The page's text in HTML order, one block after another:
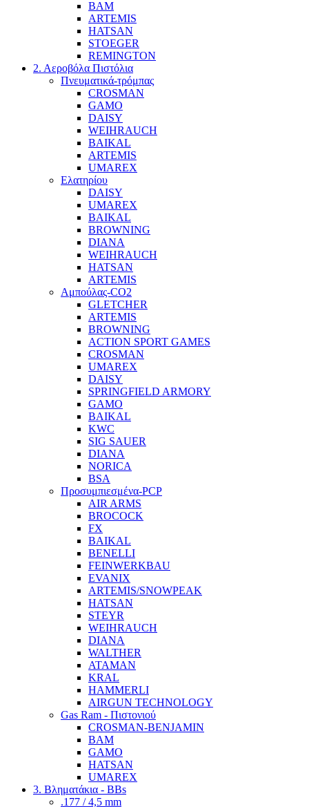
BAM
ARTEMIS
HATSAN
STOEGER
REMINGTON
2. Αεροβόλα Πιστόλια
Πνευματικά-τρόμπας
CROSMAN
GAMO
DAISY
WEIHRAUCH
BAIKAL
ARTEMIS
UMAREX
Ελατηρίου
DAISY
UMAREX
BAIKAL
BROWNING
DIANA
WEIHRAUCH
HATSAN
ARTEMIS
Αμπούλας-CO2
GLETCHER
ARTEMIS
BROWNING
ACTION SPORT GAMES
CROSMAN
UMAREX
DAISY
SPRINGFIELD ARMORY
GAMO
BAIKAL
KWC
SIG SAUER
DIANA
NORICA
BSA
Προσυμπιεσμένα-PCP
AIR ARMS
BROCOCK
FX
BAIKAL
BENELLI
FEINWERKBAU
EVANIX
ARTEMIS/SNOWPEAK
HATSAN
STEYR
WEIHRAUCH
DIANA
WALTHER
ATAMAN
KRAL
HAMMERLI
AIRGUN TECHNOLOGY
Gas Ram - Πιστονιού
CROSMAN-BENJAMIN
BAM
GAMO
HATSAN
UMAREX
3. Βληματάκια - BBs
.177 / 4,5 mm